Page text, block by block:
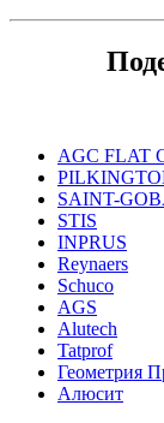
AGC FLAT
SAINT-
STIS
INPRUS
Reynaers
Schuco
AGS
Alutech
Tatprof
Геометрия
Алюсит